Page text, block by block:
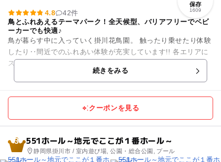
保存
1609
4.8
42件
鳥とふれあえるテーマパーク！全天候型、バリアフリーでベビ
ーカーでも快適♪
鳥が暮らす中に入っていく掛川花鳥園。 触ったり乗せたり体験
したり‥間近でのふれあい体験が充実しています!! 各エリアに
続きをみる
クーポンを見る
3 551ホール～地元でここが１番ホール～
静岡県掛川市 / 室内遊び場, 公園・総合公園, プール